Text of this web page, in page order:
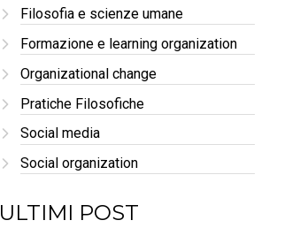
Filosofia e scienze umane
Formazione e learning organization
Organizational change
Pratiche Filosofiche
Social media
Social organization
ULTIMI POST